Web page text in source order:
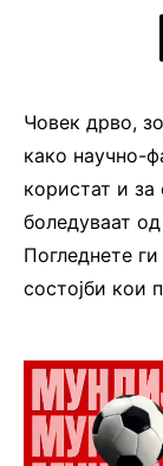
Човек дрво,
како научно-
користат и
боледуваат
Погледнете
состојби кои